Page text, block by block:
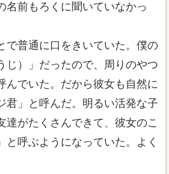
名前もろくに聞いていなかっ
普通に口をきいていた。僕の
じ）」だったので、周りのやつ
んでいた。だから彼女も自然に
君」と呼んだ。明るい活発な子
達がたくさんできて、彼女のこ
と呼ぶようになっていた。よく